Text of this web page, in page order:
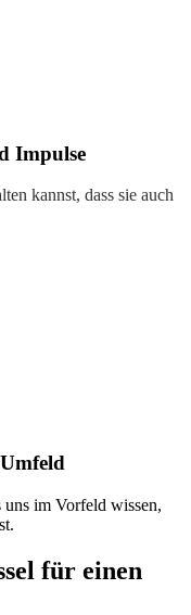
Impulse
kannst, dass sie auch
im Vorfeld wissen,
für einen